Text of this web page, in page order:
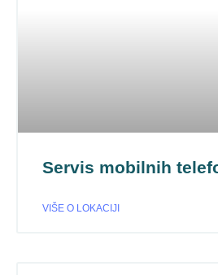
Servis mobilnih
VIŠE O LOKACIJI